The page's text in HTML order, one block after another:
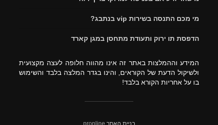
מי מכם התנסה בשירות vip בנתבג?
הדפסת תו ירוק ותעודת מתחסן במגן קארד
המידע וההמלצות באתר זה אינו מהווה חלופה לעצה מקצועית
ולשיקול הדעת של הקוראים, והינו בגדר המלצה בלבד והשימוש
בו על אחריות הקורא בלבד!
בניית האתר pronline